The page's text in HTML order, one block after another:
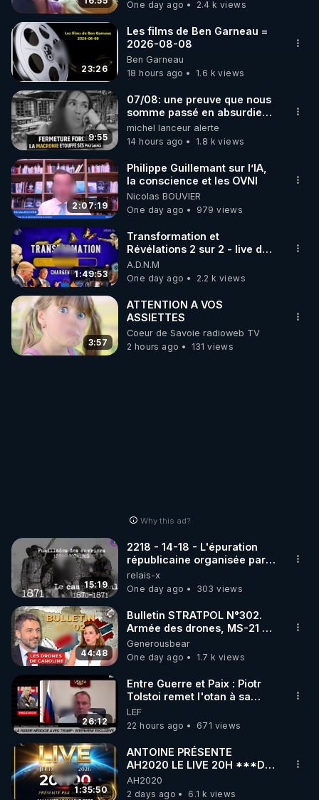
code : REGENERE10
▶ 30 jours gratuit sur l’application de méditation et
de bien-être ENVOL :
Rendez-vous sur https://www.envol.app/code
le code : REGENERE
One day ago 2.4 k views
23:26
Les films de Ben Garneau =
2026-08-08
Ben Garneau
18 hours ago
1.6 k views
9:55
07/08: une preuve que nous
somme passé en absurdie
une dictature qui veut faire
taire ses opposant !
michel lanceur alerte
14 hours ago
1.8 k views
2:07:19
Philippe Guillemant sur l’IA,
la conscience et les OVNI
Nicolas BOUVIER
One day ago
979 views
1:49:53
Transformation et
Révélations 2 sur 2 - live du
07/08/26
A.D.N.M
One day ago
2.2 k views
3:57
ATTENTION A VOS
ASSIETTES
Coeur de Savoie radioweb TV
2 hours ago
131 views
Why this ad?
15:19
2218 - 14-18 - L'épuration
républicaine organisée par
les frères de la truelle
relais-x
One day ago
303 views
44:48
Bulletin STRATPOL N°302.
Armée des drones, MS-21 en
série, missiles coréens.
07.08.2026.
Generousbear
One day ago
1.7 k views
26:12
Entre Guerre et Paix : Piotr
Tolstoi remet l'otan à sa
place - Interview exclusif
LEF
22 hours ago
671 views
1:35:50
ANTOINE PRÉSENTE
AH2020 LE LIVE 20H ***DU
06/08/2026***
AH2020
2 days ago
6.1 k views